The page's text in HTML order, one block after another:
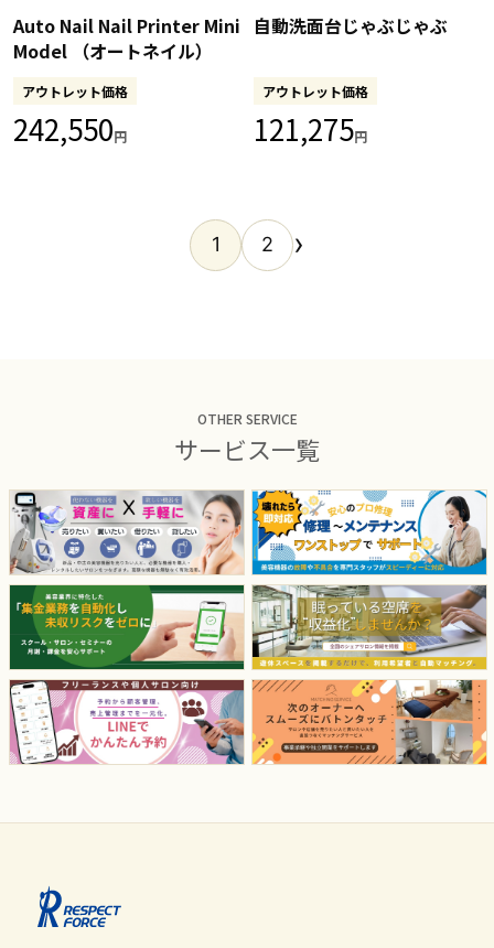
Auto Nail Nail Printer Mini
Model （オートネイル）
アウトレット価格
242,550円
自動洗面台じゃぶじゃぶ
アウトレット価格
121,275円
1 2 ›
OTHER SERVICE
サービス一覧